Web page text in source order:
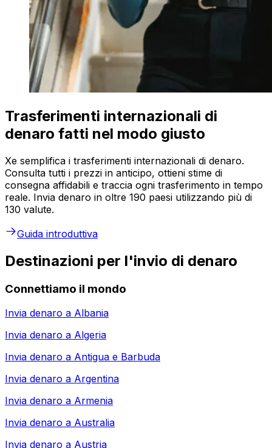
Trasferimenti internazionali di
denaro fatti nel modo giusto
Xe semplifica i trasferimenti internazionali di denaro.
Consulta tutti i prezzi in anticipo, ottieni stime di
consegna affidabili e traccia ogni trasferimento in tempo
reale. Invia denaro in oltre 190 paesi utilizzando più di
130 valute.
Guida introduttiva
Destinazioni per l'invio di denaro
Connettiamo il mondo
Invia denaro a Albania
Invia denaro a Algeria
Invia denaro a Antigua e Barbuda
Invia denaro a Argentina
Invia denaro a Armenia
Invia denaro a Australia
Invia denaro a Austria